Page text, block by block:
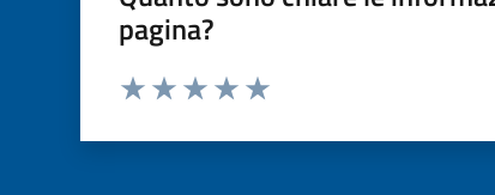
pagina?
Valuta da 1 a 5 stelle la pagina